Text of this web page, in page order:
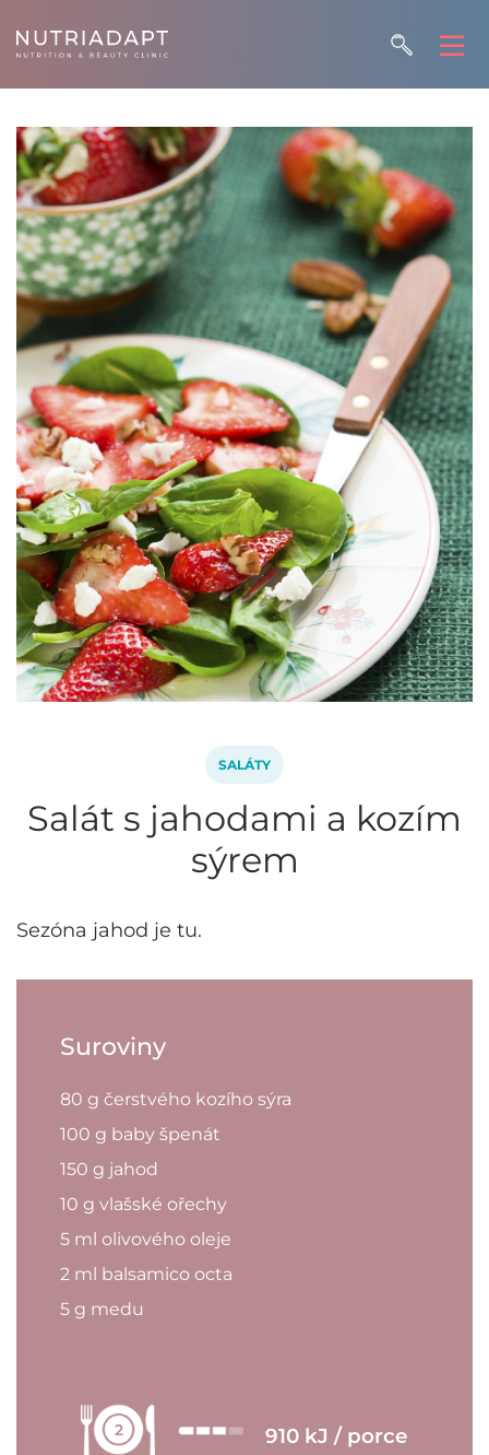
SALÁTY
Salát s jahodami a kozím
sýrem
Sezóna jahod je tu.
Suroviny
80 g čerstvého kozího sýra
100 g baby špenát
150 g jahod
10 g vlašské ořechy
5 ml olivového oleje
2 ml balsamico octa
5 g medu
2 910 kJ / porce